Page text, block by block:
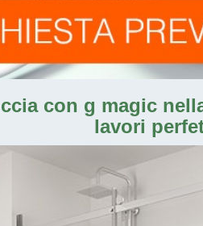
con g magic
lavori